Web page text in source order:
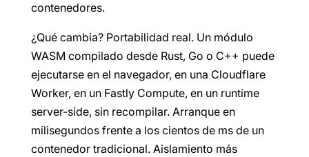
contenedores.
¿Qué cambia? Portabilidad real. Un módulo
WASM compilado desde Rust, Go o C++ puede
ejecutarse en el navegador, en una Cloudflare
Worker, en un Fastly Compute, en un runtime
server-side, sin recompilar. Arranque en
milisegundos frente a los cientos de ms de un
contenedor tradicional. Aislamiento más